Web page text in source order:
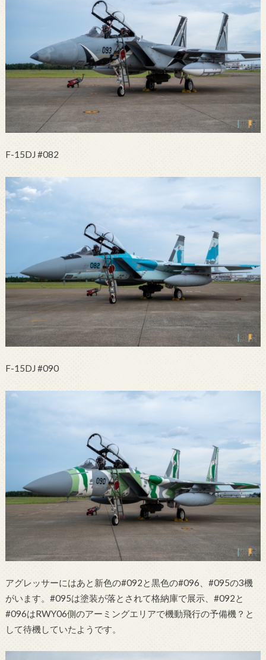
F-15DJ #082
F-15DJ #090
アグレッサーにはあと新色の#092と黒色の#096、#095の3機
がいます。#095は塗装が落とされて格納庫で展示、#092と
#096はRWY06側のアーミングエリアで機動飛行の予備機？と
して待機していたようです。